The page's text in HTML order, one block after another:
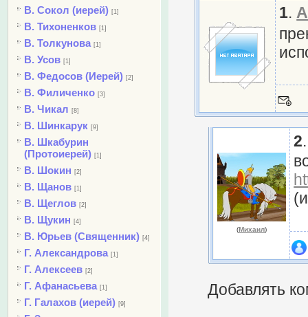
В. Сокол (иерей) [1]
В. Тихоненков [1]
В. Толкунова [1]
В. Усов [1]
В. Федосов (Иерей) [2]
В. Филиченко [3]
В. Чикал [8]
В. Шинкарук [9]
В. Шкабурин
(Протоиерей) [1]
В. Шокин [2]
В. Щанов [1]
В. Щеглов [2]
В. Щукин [4]
В. Юрьев (Священник) [4]
Г. Александрова [1]
Г. Алексеев [2]
Г. Афанасьева [1]
Г. Галахов (иерей) [9]
1.
(Михаил)
2.
Добавлять